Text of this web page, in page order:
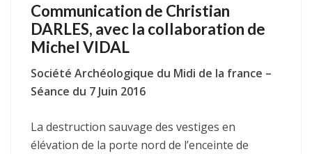
Communication de Christian
DARLES, avec la collaboration de
Michel VIDAL
Société Archéologique du Midi de la france –
Séance du 7 Juin 2016
La destruction sauvage des vestiges en
élévation de la porte nord de l’enceinte de